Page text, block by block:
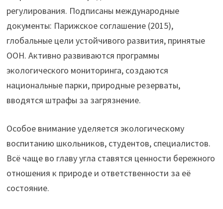
регулирования. Подписаны международные
документы: Парижское соглашение (2015),
глобальные цели устойчивого развития, принятые
ООН. Активно развиваются программы
экологического мониторинга, создаются
национальные парки, природные резерваты,
вводятся штрафы за загрязнение.
Особое внимание уделяется экологическому
воспитанию школьников, студентов, специалистов.
Всё чаще во главу угла ставятся ценности бережного
отношения к природе и ответственности за её
состояние.